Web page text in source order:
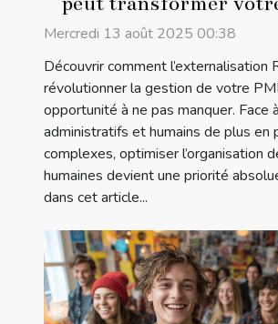
Mercredi 13 août 2025 00:38
Découvrir comment l’externalisation
révolutionner la gestion de votre
opportunité à ne pas manquer. Face
administratifs et humains de plus en
complexes, optimiser l’organisation
humaines devient une priorité
dans cet article...